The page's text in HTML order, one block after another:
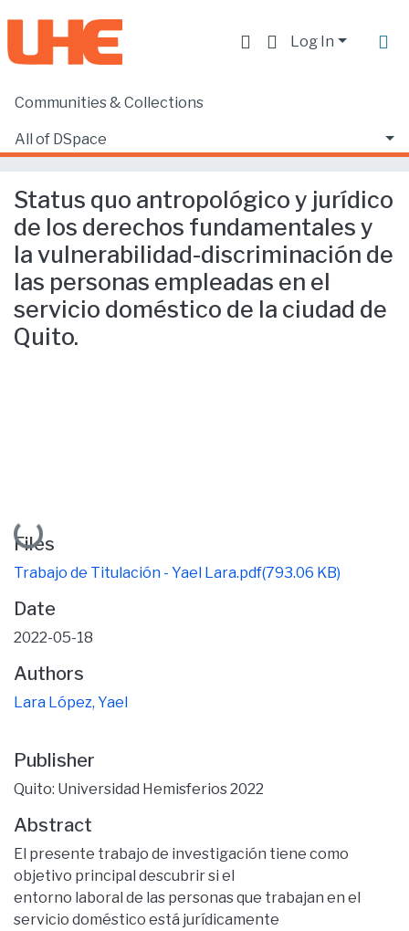
Log In
Communities & Collections
All of DSpace
Home
Facultad de Derecho
Status quo antropológico y jurídico de los derechos fundamentales y la vulnerabilidad-discriminación de las personas empleadas en el servicio doméstico de la ciudad de Quito.
Status quo antropológico y jurídico
de los derechos fundamentales y
la vulnerabilidad-discriminación de
las personas empleadas en el
servicio doméstico de la ciudad de
Quito.
Loading...
Files
Trabajo de Titulación - Yael Lara.pdf(793.06 KB)
Date
2022-05-18
Authors
Lara López, Yael
Publisher
Quito: Universidad Hemisferios 2022
Abstract
El presente trabajo de investigación tiene como
objetivo principal descubrir si el
entorno laboral de las personas que trabajan en el
servicio doméstico está jurídicamente